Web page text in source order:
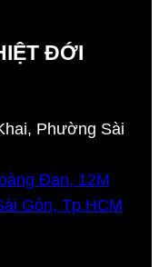
ĐỚI
Phường Sài
Đan, 12M
Gòn, Tp.HCM